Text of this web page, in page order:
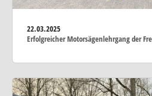
22.03.2025
Erfolgreicher Motorsägenlehrgang der